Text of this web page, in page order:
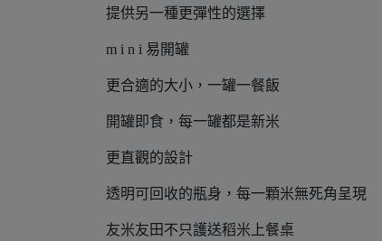
提供另⼀種更彈性的選擇
m i n i 易開罐
更合適的⼤⼩，⼀罐⼀餐飯
開罐即食，每⼀罐都是新米
更直觀的設計
透明可回收的瓶⾝，每⼀顆米無死⾓呈現
友米友田不只護送稻米上餐桌